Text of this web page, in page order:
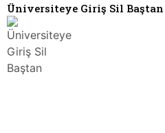
Üniversiteye Giriş Sil Baştan